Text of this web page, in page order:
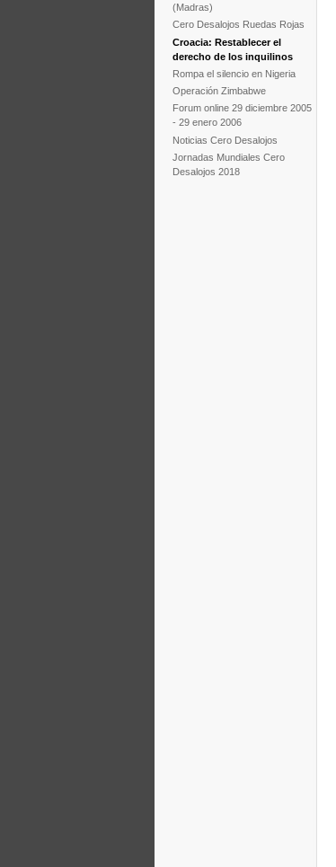
(Madras)
Cero Desalojos Ruedas Rojas
Croacia: Restablecer el
derecho de los inquilinos
Rompa el silencio en Nigeria
Operación Zimbabwe
Forum online 29 diciembre 2005
- 29 enero 2006
Noticias Cero Desalojos
Jornadas Mundiales Cero
Desalojos 2018